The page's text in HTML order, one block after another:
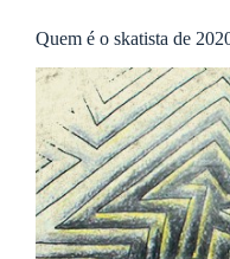
Quem é o skatista de